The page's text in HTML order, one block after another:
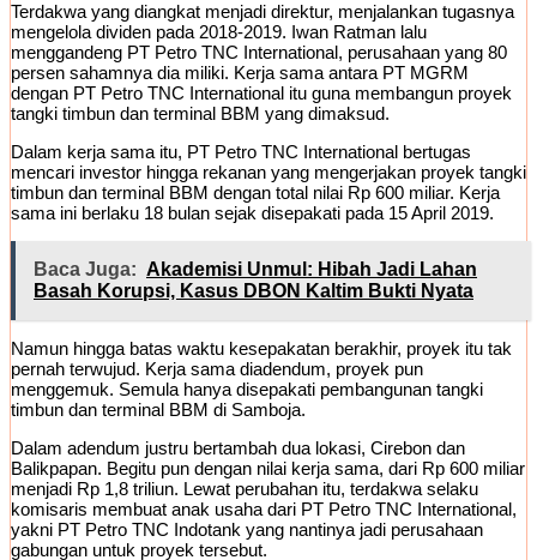
Terdakwa yang diangkat menjadi direktur, menjalankan tugasnya
mengelola dividen pada 2018-2019. Iwan Ratman lalu
menggandeng PT Petro TNC International, perusahaan yang 80
persen sahamnya dia miliki. Kerja sama antara PT MGRM
dengan PT Petro TNC International itu guna membangun proyek
tangki timbun dan terminal BBM yang dimaksud.
Dalam kerja sama itu, PT Petro TNC International bertugas
mencari investor hingga rekanan yang mengerjakan proyek tangki
timbun dan terminal BBM dengan total nilai Rp 600 miliar. Kerja
sama ini berlaku 18 bulan sejak disepakati pada 15 April 2019.
Baca Juga: Akademisi Unmul: Hibah Jadi Lahan
Basah Korupsi, Kasus DBON Kaltim Bukti Nyata
Namun hingga batas waktu kesepakatan berakhir, proyek itu tak
pernah terwujud. Kerja sama diadendum, proyek pun
menggemuk. Semula hanya disepakati pembangunan tangki
timbun dan terminal BBM di Samboja.
Dalam adendum justru bertambah dua lokasi, Cirebon dan
Balikpapan. Begitu pun dengan nilai kerja sama, dari Rp 600 miliar
menjadi Rp 1,8 triliun. Lewat perubahan itu, terdakwa selaku
komisaris membuat anak usaha dari PT Petro TNC International,
yakni PT Petro TNC Indotank yang nantinya jadi perusahaan
gabungan untuk proyek tersebut.